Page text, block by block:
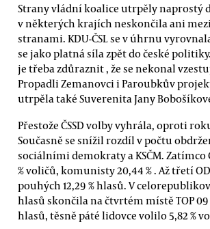
Strany vládní koalice utrpěly naprostý
v některých krajích neskončila ani
stranami. KDU-ČSL se v úhrnu
se jako platná síla zpět do české
je třeba zdůraznit , že se nekonal
Propadli Zemanovci i Paroubkův
utrpěla také Suverenita Jany
Přestože ČSSD volby vyhrála, oproti
Současně se snížil rozdíl v počtu
sociálními demokraty a KSČM. Zatímco
% voličů, komunisty 20,44 % . Až třetí
pouhých 12,29 % hlasů. V
hlasů skončila na čtvrtém místě TOP 09
hlasů, těsně páté lidovce volilo 5,82 %